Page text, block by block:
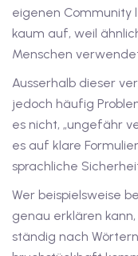
mit
B1
Deutschkurse mit
mit
mit Gutschein
eigenen Community
kaum auf, weil
Menschen
Ausserhalb dieser
jedoch häufig
es nicht, „ungefähr
es auf klare
sprachliche
Wer beispielsweise
genau erklären
ständig nach